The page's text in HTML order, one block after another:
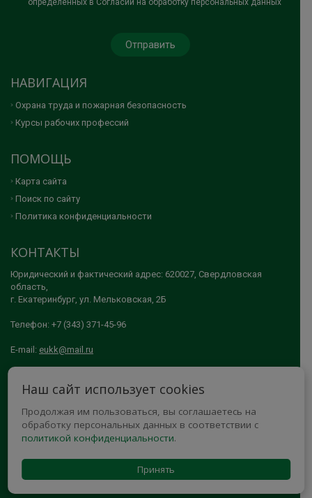
определенных в Согласии на обработку персональных данных
НАВИГАЦИЯ
Охрана труда и пожарная безопасность
Курсы рабочих профессий
ПОМОЩЬ
Карта сайта
Поиск по сайту
Политика конфиденциальности
КОНТАКТЫ
Юридический и фактический адрес: 620027, Свердловская
область,
г. Екатеринбург, ул. Мельковская, 2Б
Телефон: +7 (343) 371-45-96
E-mail: eukk@mail.ru
КОМБИНАТ"
МЫ В СОЦСЕТЯХ
Наш сайт использует cookies
Продолжая им пользоваться, вы соглашаетесь на
обработку персональных данных в соответствии с
политикой конфиденциальности.
Принять